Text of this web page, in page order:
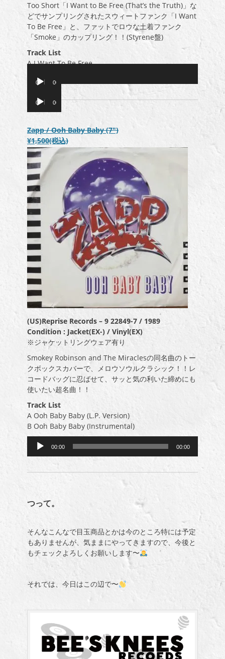
Too Short「I Want to Be Free (That’s the Truth)」な
どでサンプリングされたスウィートファンク「I Want
To Be Free」と、ファットでロウな土着ファンク
「Smoke」のカップリング！！(Styrene盤)
Track List
A I Want To Be Free
00:00 00:00
00:00 00:00
Zapp / Ooh Baby Baby (7″)
¥1,500(税込)
(US)Reprise Records – 9 22849-7 / 1989
Condition : Jacket(EX-) / Vinyl(EX)
※ジャケットリングウェア有り
Smokey Robinson and The Miraclesの同名曲のトー
クボックスカバーで、メロウソウルクラシック！！レ
コードバッグに忍ばせて、サッと気の利いた締めにも
使いたい超名曲！！
Track List
A Ooh Baby Baby (L.P. Version)
B Ooh Baby Baby (Instrumental)
レ
ー
00:00 00:00
つって。
そんなこんなで目玉商品とかは今のところ特には予定
もありませんが、気ままにやってきますので、今後と
もチェックよろしくお願いします〜
それでは、今日はこの辺で〜